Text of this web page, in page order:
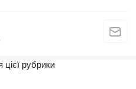
цієї рубрики